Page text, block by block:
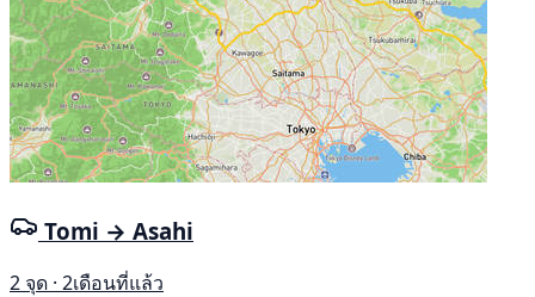
Tomi → Asahi
2 จุด · 2เดือนที่แล้ว